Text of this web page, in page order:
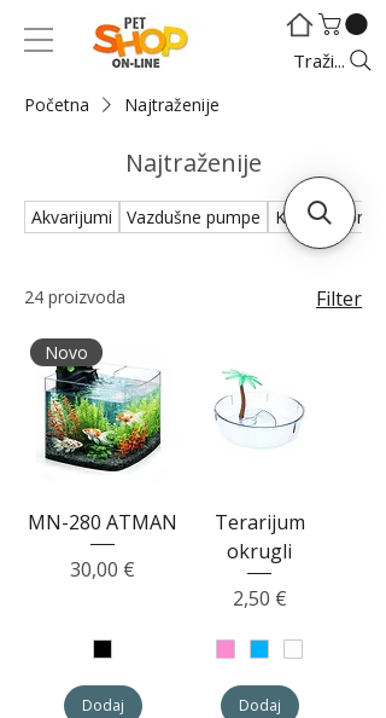
Traži...
Početna Najtraženije
Najtraženije
Akvarijumi Vazdušne pumpe Kompresori
24 proizvoda Filter
Novo
MN-280 ATMAN
Cijena
30,00 €
Dodaj
Terarijum
okrugli
Cijena
2,50 €
Dodaj